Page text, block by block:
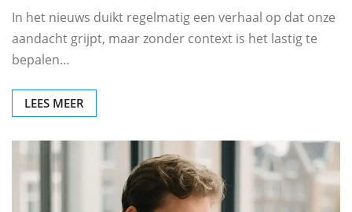
In het nieuws duikt regelmatig een verhaal op dat onze
aandacht grijpt, maar zonder context is het lastig te
bepalen…
LEES MEER